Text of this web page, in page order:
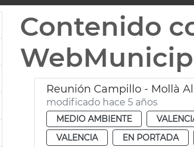
Contenido
Reunión Campillo - Mollà
modificado hace 5 años
MEDIO AMBIENTE
VALENCIA
EN PORTADA